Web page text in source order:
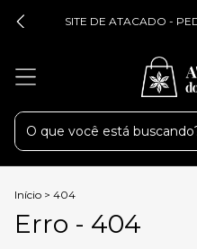
SITE DE ATACADO -
Início > 404
Erro - 404